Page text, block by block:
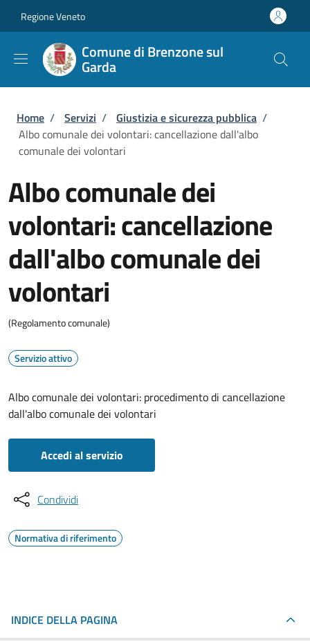
Regione Veneto
Comune di Brenzone sul
Garda
Briciole di pane
Home / Servizi / Giustizia e sicurezza pubblica /
Albo comunale dei volontari: cancellazione dall'albo
comunale dei volontari
Albo comunale dei
volontari: cancellazione
dall'albo comunale dei
volontari
(Regolamento comunale)
Servizio attivo
Albo comunale dei volontari: procedimento di cancellazione
dall'albo comunale dei volontari
Accedi al servizio
Condividi
Normativa di riferimento
INDICE DELLA PAGINA